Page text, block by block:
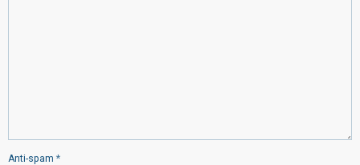
Anti-spam